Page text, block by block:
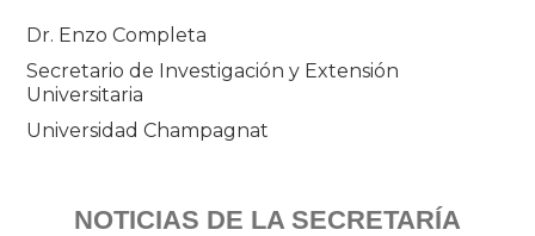
Dr. Enzo Completa
Secretario de Investigación y Extensión
Universitaria
Universidad Champagnat
NOTICIAS DE LA SECRETARÍA